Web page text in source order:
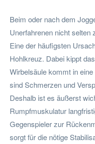
Beim oder nach dem
Unerfahrenen nicht
Eine der häufigsten
Hohlkreuz. Dabei kippt
Wirbelsäule kommt in
sind Schmerzen und
Deshalb ist es äußerst
Rumpfmuskulatur
Gegenspieler zur
sorgt für die nötige